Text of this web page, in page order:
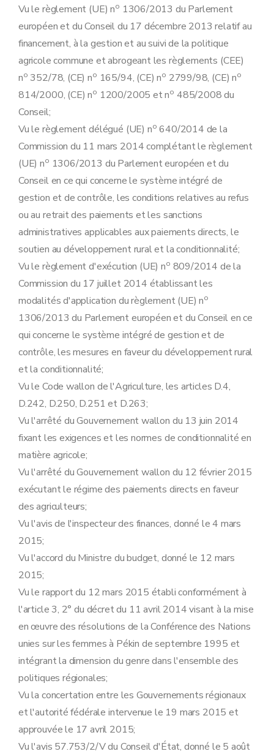
Art. 13
Sous-section 2 Gestion minimale de la terre reflétant les conditions locales spécifiques en vue de limiter l'érosion
Sous-section 3 Maintien des niveaux de matières organiques du sol
Art. 15
Biodiversité
Sous-section 1re
Respect des mesures de protection des espèces animales et végétales
Art. 16
Art. 18
Section 4
Paysage et niveau minimal d'entretien
Art. 19
Art. 20
Art. 22
Chapitre IV Santé publique, santé animale et santé végétale
Section 1
Sécurité des aliments
Sous-section 1re
Sécurité des denrées alimentaires
Art. 23
Art. 24
Art. 25
Art. 26
Sous-section 2
Interdiction d'utilisation de certaines substances
Art. 27
Art. 28
Section 2 Identification et enregistrement des animaux
re
Enregistrement et identification des bovins et porcins
Art. 29
Art. 30
Sous-section 2
Art. 32
Section 3 Maladies animales
Art. 34
Section 4 Produits phytopharmaceutiques
Art. 36
Chapitre V
Bien-être des animaux
Art. 37
Art. 38
Art. 39
Art. 40
Chapitre VI Contrôle et sanction
Art. 41
Art. 42
Art. 43
Chapitre VII
Section 1
Art. 44
Art. 45
Art. 46
Section 2 Disposition abrogatoire
Art. 47
Dispositions transitoires
Art. 48
Art. 49
Art. 50
Art. 51
Art. 52
Art. 53
Section 4 Entrée en vigueur et exécutoire
Art. 54
Vu le règlement (UE) no 1306/2013 du Parlement
européen et du Conseil du 17 décembre 2013 relatif au
financement, à la gestion et au suivi de la politique
agricole commune et abrogeant les règlements (CEE)
no 352/78, (CE) no 165/94, (CE) no 2799/98, (CE) no
814/2000, (CE) no 1200/2005 et no 485/2008 du
Conseil;
Vu le règlement délégué (UE) no 640/2014 de la
Commission du 11 mars 2014 complétant le règlement
(UE) no 1306/2013 du Parlement européen et du
Conseil en ce qui concerne le système intégré de
gestion et de contrôle, les conditions relatives au refus
ou au retrait des paiements et les sanctions
administratives applicables aux paiements directs, le
soutien au développement rural et la conditionnalité;
Vu le règlement d'exécution (UE) no 809/2014 de la
Commission du 17 juillet 2014 établissant les
modalités d'application du règlement (UE) no
1306/2013 du Parlement européen et du Conseil en ce
qui concerne le système intégré de gestion et de
contrôle, les mesures en faveur du développement rural
et la conditionnalité;
Vu le Code wallon de l'Agriculture, les articles D.4,
D.242, D.250, D.251 et D.263;
Vu l'arrêté du Gouvernement wallon du 13 juin 2014
fixant les exigences et les normes de conditionnalité en
matière agricole;
Vu l'arrêté du Gouvernement wallon du 12 février 2015
exécutant le régime des paiements directs en faveur
des agriculteurs;
Vu l'avis de l'inspecteur des finances, donné le 4 mars
2015;
Vu l'accord du Ministre du budget, donné le 12 mars
2015;
Vu le rapport du 12 mars 2015 établi conformément à
l'article 3, 2° du décret du 11 avril 2014 visant à la mise
en œuvre des résolutions de la Conférence des Nations
unies sur les femmes à Pékin de septembre 1995 et
intégrant la dimension du genre dans l'ensemble des
politiques régionales;
Vu la concertation entre les Gouvernements régionaux
et l'autorité fédérale intervenue le 19 mars 2015 et
approuvée le 17 avril 2015;
Vu l'avis 57.753/2/V du Conseil d'État, donné le 5 août